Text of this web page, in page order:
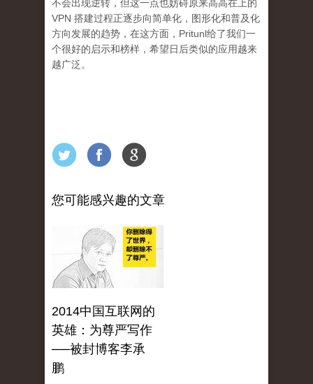
不会出现逆转，但这一点也妨碍原来高高在上的
VPN 搭建过程正逐步向简单化，图形化和普及化
方向发展的趋势，在这方面，Pritunl给了我们一
个很好的启示和榜样，希望日后类似的应用越来
越广泛。
您可能感兴趣的文章
2014中国互联网的
英雄：为尊严写作
──被封博客李承
鹏